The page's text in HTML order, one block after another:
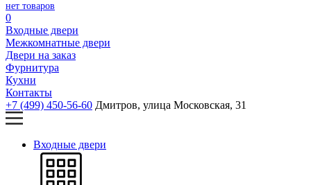
нет товаров
0
Входные двери
Межкомнатные двери
Двери на заказ
Фурнитура
Кухни
Контакты
+7 (499) 450-56-60 Дмитров, улица Московская, 31
Входные двери